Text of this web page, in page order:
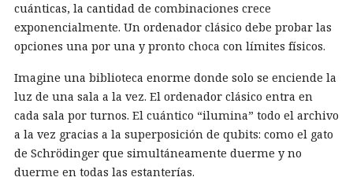
cuánticas, la cantidad de combinaciones crece
exponencialmente. Un ordenador clásico debe probar las
opciones una por una y pronto choca con límites físicos.
Imagine una biblioteca enorme donde solo se enciende la
luz de una sala a la vez. El ordenador clásico entra en
cada sala por turnos. El cuántico “ilumina” todo el archivo
a la vez gracias a la superposición de qubits: como el gato
de Schrödinger que simultáneamente duerme y no
duerme en todas las estanterías.